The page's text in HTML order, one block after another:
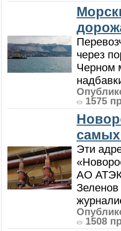
через
Черном
1575
Эти
АО АТЭК
Зеленов
1508